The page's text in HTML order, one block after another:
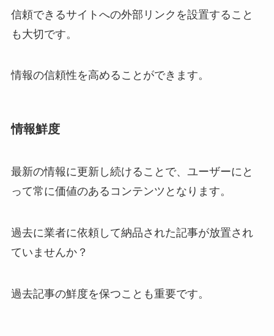
信頼できるサイトへの外部リンクを設置すること
も大切です。
情報の信頼性を高めることができます。
情報鮮度
最新の情報に更新し続けることで、ユーザーにと
って常に価値のあるコンテンツとなります。
過去に業者に依頼して納品された記事が放置され
ていませんか？
過去記事の鮮度を保つことも重要です。